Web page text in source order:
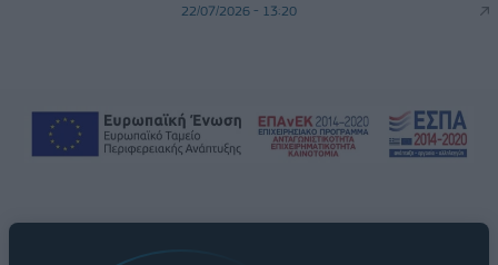
22/07/2026 - 13:20